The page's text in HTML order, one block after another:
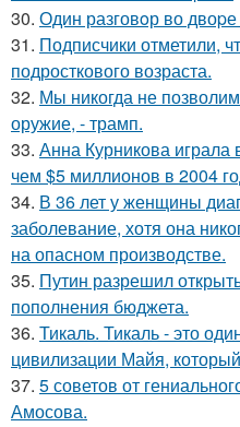
30. Один разговoр во
31. Подписчики отметили,
подросткового возраста.
32. Мы никогда не
оружие, - трамп.
33. Анна Курникова играла
чем $5 миллионов в 2004
34. В 36 лет у женщины
заболевание, хотя она
на опасном производстве.
35. Путин разрешил
пополнения бюджета.
36. Тикаль. Тикаль - это
цивилизации Майя,
37. 5 советов от
Амосова.